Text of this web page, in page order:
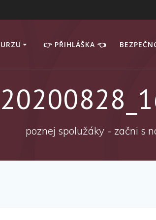
👉 PŘIHLÁŠKA 👈
poznej spolužáky - začni s